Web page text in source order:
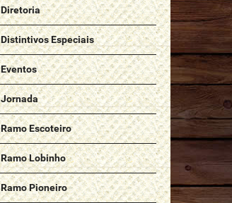
Diretoria
Distintivos Especiais
Eventos
Jornada
Ramo Escoteiro
Ramo Lobinho
Ramo Pioneiro